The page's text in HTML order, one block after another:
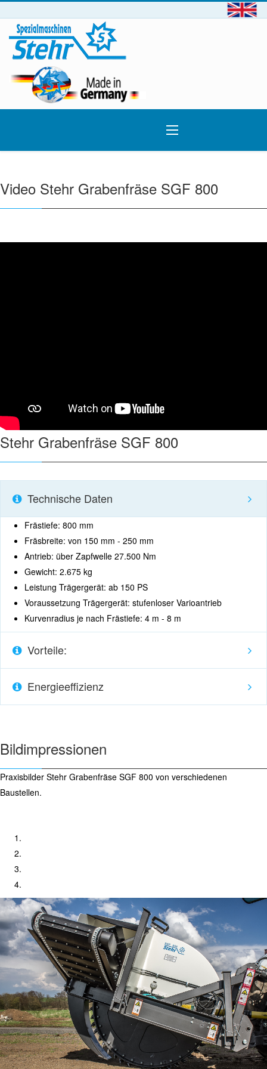
Video Stehr Grabenfräse SGF 800
Stehr Grabenfräse SGF 800
Technische Daten
Frästiefe: 800 mm
Fräsbreite: von 150 mm - 250 mm
Antrieb: über Zapfwelle 27.500 Nm
Gewicht: 2.675 kg
Leistung Trägergerät: ab 150 PS
Voraussetzung Trägergerät: stufenloser Varioantrieb
Kurvenradius je nach Frästiefe: 4 m - 8 m
Vorteile:
Energieeffizienz
Bildimpressionen
Praxisbilder Stehr Grabenfräse SGF 800 von verschiedenen
Baustellen.